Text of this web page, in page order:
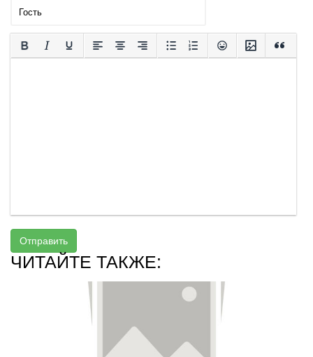
Отправить
ЧИТАЙТЕ ТАКЖЕ: